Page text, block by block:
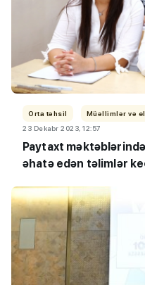
Orta təhsil Müəllimlər və
23 Dekabr 2023, 12:57
Paytaxt
əhatə edən təlimlər